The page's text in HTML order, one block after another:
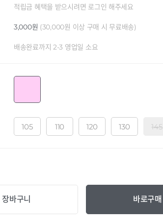
적립금 혜택을 받으시려면 로그인 해주세요
3,000원 (30,000원 이상 구매 시 무료배송)
배송완료까지 2-3 영업일 소요
105 110 120 130 145
장바구니 바로구매